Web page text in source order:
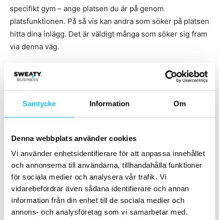
Samtycke Information Om
Denna webbplats använder cookies
Vi använder enhetsidentifierare för att anpassa innehållet
och annonserna till användarna, tillhandahålla funktioner
för sociala medier och analysera vår trafik. Vi
vidarebefordrar även sådana identifierare och annan
information från din enhet till de sociala medier och
annons- och analysföretag som vi samarbetar med.
specifikt gym – ange platsen du är på genom
platsfunktionen. På så vis kan andra som söker på platsen
hitta dina inlägg. Det är väldigt många som söker sig fram
via denna väg.
Profilbeskrivningen är viktig
ditt konto handlar om. Lägg tid på denna. Din
dig?Har du en egen hashtag? – lägg in den i
profilbeskrivningen. Länka till din hemsida, webbshop
etc. Har du flera ställen du vill länka till? – Skapa en
länksida på din hemsida alternativt använd Linktree.
Steg 5 – Nyttja andra/nya